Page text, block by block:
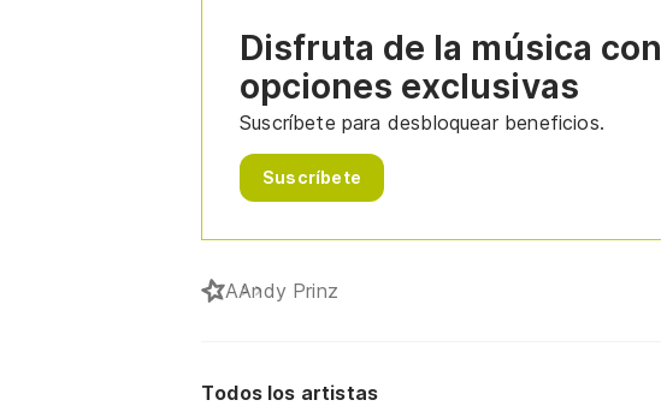
Disfruta de la música con
opciones exclusivas
Suscríbete para desbloquear beneficios.
Suscríbete
AAndy Prinz
Todos los artistas